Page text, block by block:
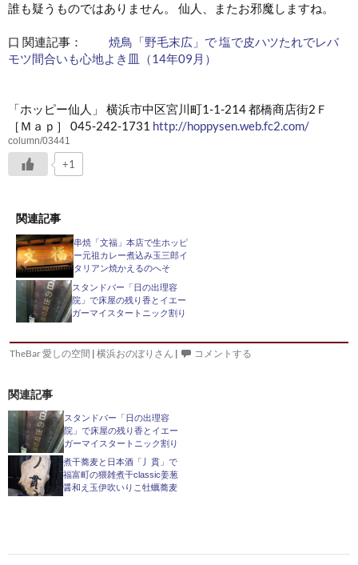
誰も疑うものではありません。 仙人、またお邪魔しますね。
口 関連記事： 焼鳥「野毛末広」で 塩で皮ハツたれでレバ
モツ間合いも心地よき皿（14年09月）
「ホッピー仙人」 横浜市中区宮川町1-1-214 都橋商店街2Ｆ
［Ｍａｐ］ 045-242-1731 http://hoppysen.web.fc2.com/
column/03441
+1
関連記事
串焼「文福」本店で生ホッピ
ー元祖カレー煮込み玉三郎イ
タリアン焼かえるのへそ
スタンドバー「日の出理容
院」で床屋の残り香とイエー
ガーマイスタートニック割り
TheBar 愛しの空間 | 横浜おのぼりさん | コメントする
関連記事
スタンドバー「日の出理容
院」で床屋の残り香とイエー
ガーマイスタートニック割り
煮干蕎麦と日本酒「丿貫」で
福富町の猥雑煮干classic姜葱
醤和え玉伊吹いりこ牡蠣蕎麦